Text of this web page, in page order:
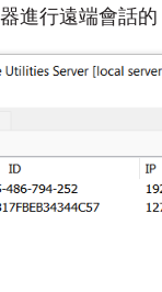
進行遠端會話的